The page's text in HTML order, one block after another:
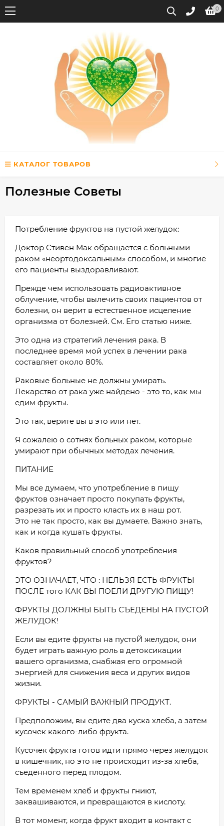
0
КАТАЛОГ ТОВАРОВ
Полезные Советы
Потребление фруктов на пустой желудок:
Доктор Стивен Мак обращается с больными
раком «неортодоксальным» способом, и многие
его пациенты выздоравливают.
Прежде чем использовать радиоактивное
облучение, чтобы вылечить своих пациентов от
болезни, он верит в естественное исцеление
организма от болезней. См. Его статью ниже.
Это одна из стратегий лечения рака. В
последнее время мой успех в лечении рака
составляет около 80%.
Раковые больные не должны умирать.
Лекарство от рака уже найдено - это то, как мы
едим фрукты.
Это так, верите вы в это или нет.
Я сожалею о сотнях больных раком, которые
умирают при обычных методах лечения.
ПИТАНИЕ
Мы все думаем, что употребление в пищу
фруктов означает просто покупать фрукты,
разрезать их и просто класть их в наш рот.
Это не так просто, как вы думаете. Важно знать,
как и когда кушать фрукты.
Каков правильный способ употребления
фруктов?
ЭТО ОЗНАЧАЕТ, ЧТО : НЕЛЬЗЯ ЕСТЬ ФРУКТЫ
ПОСЛЕ того КАК ВЫ ПОЕЛИ ДРУГУЮ ПИЩУ!
ФРУКТЫ ДОЛЖНЫ БЫТЬ СЪЕДЕНЫ НА ПУСТОЙ
ЖЕЛУДОК!
Если вы едите фрукты на пустоЙ желудок, они
будет играть важную роль в детоксикации
вашего организма, снабжая его огромной
энергией для снижения веса и других видов
жизни.
ФРУКТЫ - САМЫЙ ВАЖНЫЙ ПРОДУКТ.
Предположим, вы едите два куска хлеба, а затем
кусочек какого-либо фрукта.
Кусочек фрукта готов идти прямо через желудок
в кишечник, но это не происходит из-за хлеба,
съеденного перед плодом.
Тем временем хлеб и фрукты гниют,
заквашиваются, и превращаются в кислоту.
В тот момент, когда фрукт входит в контакт с